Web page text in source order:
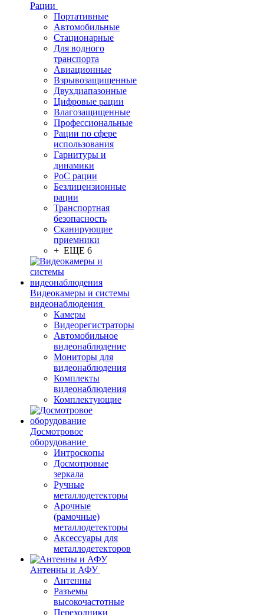
Рации
Портативные
Автомобильные
Стационарные
Для водного
транспорта
Авиационные
Взрывозащищенные
Двухдиапазонные
Цифровые рации
Влагозащищенные
Профессиональные
Рации по сфере
использования
Гарнитуры и
динамики
PoC рации
Безлицензионные
рации
Транспортная
безопасность
Сканирующие
приемники
+ ЕЩЕ 6
Видеокамеры и системы
видеонаблюдения
Камеры
Видеорегистраторы
Автомобильное
видеонаблюдение
Мониторы для
видеонаблюдения
Комплекты
видеонаблюдения
Комплектующие
Досмотровое
оборудование
Интроскопы
Досмотровые
зеркала
Ручные
металлодетекторы
Арочные
(рамочные)
металлодетекторы
Аксессуары для
металлодетекторов
Антенны и АФУ
Антенны
Разъемы
высокочастотные
Переходники